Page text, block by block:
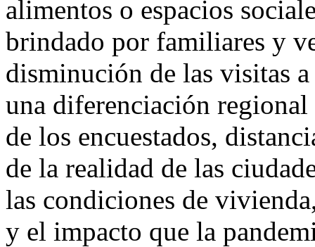
alimentos o espacios
brindado por familiares y
disminución de las visitas
una diferenciación regional
de los encuestados,
de la realidad de las
las condiciones de
y el impacto que la